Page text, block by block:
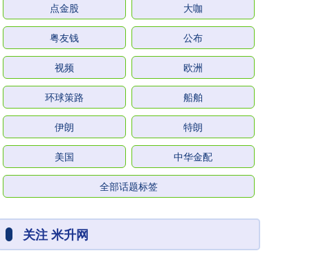
点金股 大咖
粤友钱 公布
视频 欧洲
环球策路 船舶
伊朗 特朗
美国 中华金配
全部话题标签
关注 米升网